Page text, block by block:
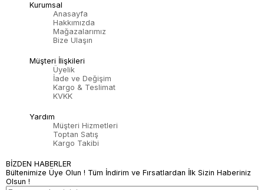
Kurumsal
Anasayfa
Hakkımızda
Mağazalarımız
Bize Ulaşın
Müşteri İlişkileri
Üyelik
İade ve Değişim
Kargo & Teslimat
KVKK
Yardım
Müşteri Hizmetleri
Toptan Satış
Kargo Takibi
BİZDEN HABERLER
Bültenimize Üye Olun ! Tüm İndirim ve Fırsatlardan İlk Sizin Haberiniz
Olsun !